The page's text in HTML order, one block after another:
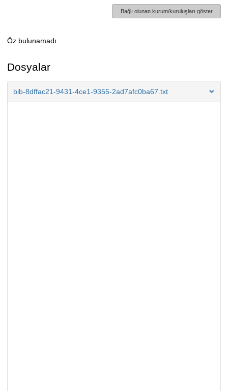
Bağlı olunan kurum/kuruluşları göster
Açıklama
Öz bulunamadı.
Dosyalar
bib-8dffac21-9431-4ce1-9355-2ad7afc0ba67.txt